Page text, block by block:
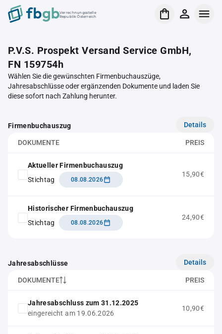
Verrechnungsstelle
Republik Österreich
P.V.S. Prospekt Versand Service GmbH,
FN 159754h
Wählen Sie die gewünschten Firmenbuchauszüge,
Jahresabschlüsse oder ergänzenden Dokumente und laden Sie
diese sofort nach Zahlung herunter.
Firmenbuchauszug Details
DOKUMENTE PREIS
Aktueller Firmenbuchauszug
Stichtag
08.08.2026
15,90€
Historischer Firmenbuchauszug
Stichtag
08.08.2026
24,90€
Jahresabschlüsse Details
DOKUMENTE PREIS
Jahresabschluss zum 31.12.2025
eingereicht am 19.06.2026
10,90€